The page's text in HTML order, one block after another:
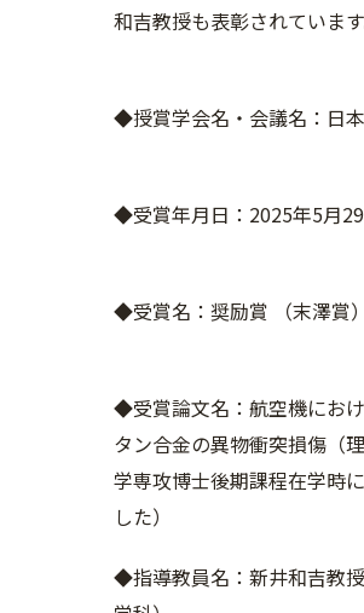
和吉教授も表彰されています
◆授賞学会名・会議名：日
◆受賞年月日：2025年5月
◆受賞名：奨励賞 （末澤賞）
◆受賞論文名：航空機にお
タン合金の異物衝突損傷（
学専攻博士後期課程在学時
した）
◆指導教員名：新井和吉教